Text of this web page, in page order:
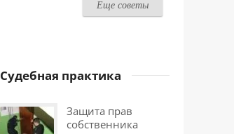
Еще советы
Судебная практика
Защита прав
собственника